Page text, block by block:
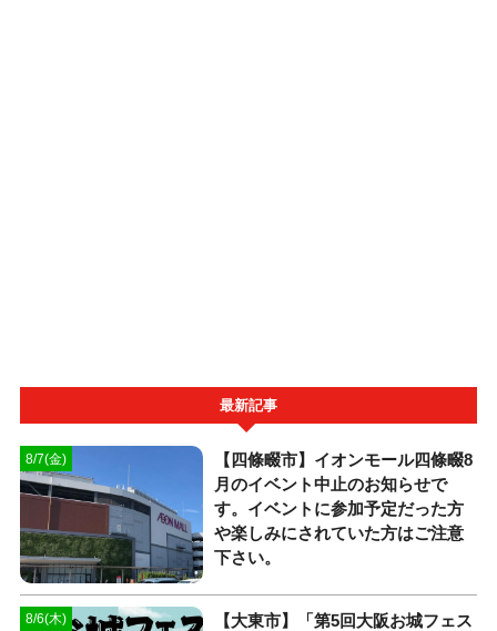
最新記事
8/7(金)
【四條畷市】イオンモール四條畷8
月のイベント中止のお知らせで
す。イベントに参加予定だった方
や楽しみにされていた方はご注意
下さい。
8/6(木)
【大東市】「第5回大阪お城フェス